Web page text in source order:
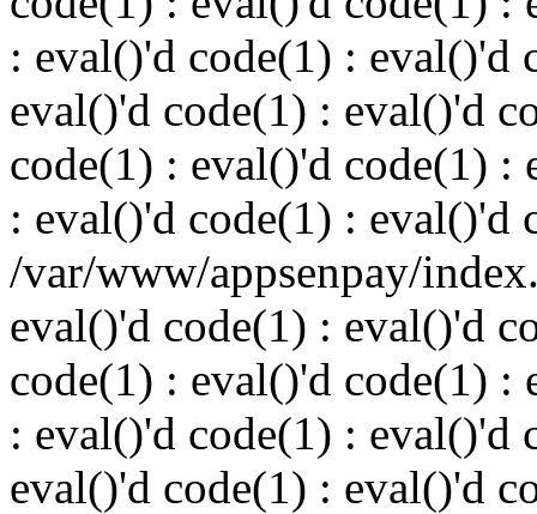
: eval()'d code(1) : eval()'d
eval()'d code(1) : eval()'d
code(1) : eval()'d code(1) :
: eval()'d code(1) : eval()'d
/var/www/appsenpay/
eval()'d code(1) : eval()'d
code(1) : eval()'d code(1) :
: eval()'d code(1) : eval()'d
eval()'d code(1) : eval()'d